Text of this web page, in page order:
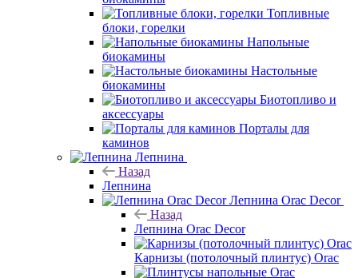
Топливные
блоки, горелки
Напольные
биокамины
Настольные
биокамины
Биотопливо и
аксессуары
Порталы для
каминов
Лепнина
Назад
Лепнина
Лепнина Orac Decor
Назад
Лепнина Orac Decor
Карнизы (потолочный плинтус) Orac